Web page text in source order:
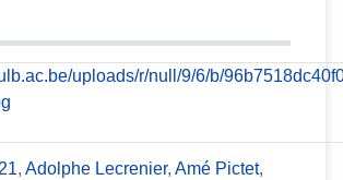
, Adolphe Lecrenier, Amé Pictet,